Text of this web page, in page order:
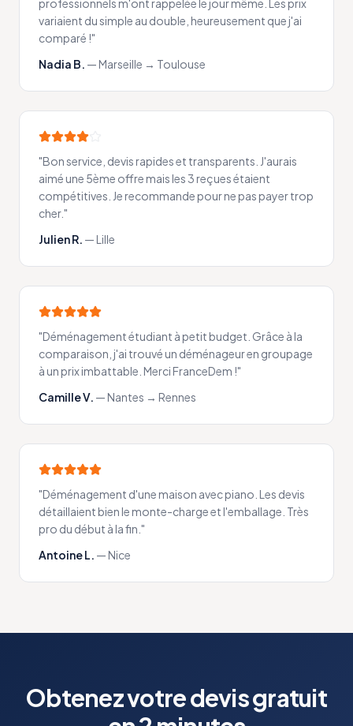
professionnels m'ont rappelée le jour même. Les prix
variaient du simple au double, heureusement que j'ai
comparé !"
Nadia B. —Marseille → Toulouse
"Bon service, devis rapides et transparents. J'aurais
aimé une 5ème offre mais les 3 reçues étaient
compétitives. Je recommande pour ne pas payer trop
cher."
Julien R. —Lille
"Déménagement étudiant à petit budget. Grâce à la
comparaison, j'ai trouvé un déménageur en groupage
à un prix imbattable. Merci FranceDem !"
Camille V. —Nantes → Rennes
"Déménagement d'une maison avec piano. Les devis
détaillaient bien le monte-charge et l'emballage. Très
pro du début à la fin. "
Antoine L. —Nice
Obtenez votre devis gratuit